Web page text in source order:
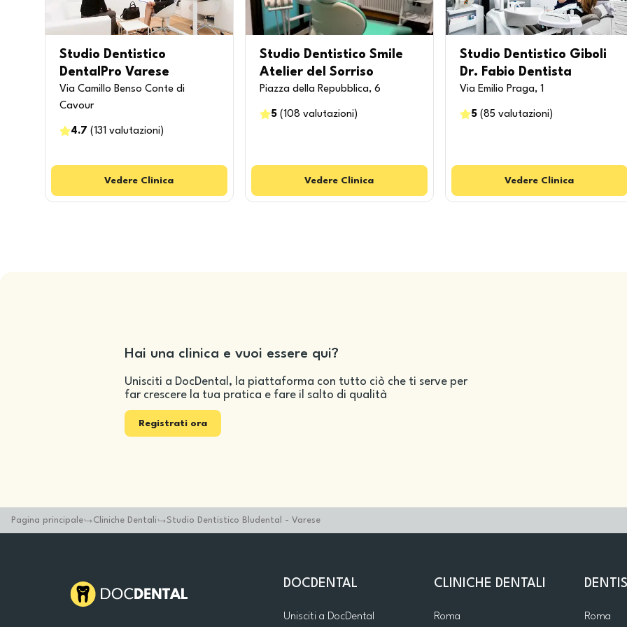
Studio Dentistico
DentalPro Varese
Via Camillo Benso Conte di
Cavour
4.7 (131 valutazioni )
Vedere Clinica
Studio Dentistico Smile
Atelier del Sorriso
Piazza della Repubblica, 6
5(108 valutazioni )
Vedere Clinica
Studio Dentistico Giboli
Dr. Fabio Dentista
Via Emilio Praga, 1
5(85 valutazioni )
Vedere Clinica
Hai una clinica e vuoi essere qui?
Unisciti a DocDental, la piattaforma con tutto ciò che ti serve per
far crescere la tua pratica e fare il salto di qualità
Registrati ora
Pagina principale Cliniche Dentali Studio Dentistico Bludental - Varese
DOCDENTAL
Unisciti a DocDental
CLINICHE DENTALI
Roma Roma